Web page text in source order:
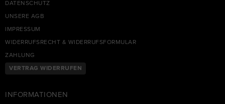
DATENSCHUTZ
UNSERE AGB
IMPRESSUM
WIDERRUFSRECHT & WIDERRUFSFORMULAR
ZAHLUNG
VERTRAG WIDERRUFEN
INFORMATIONEN